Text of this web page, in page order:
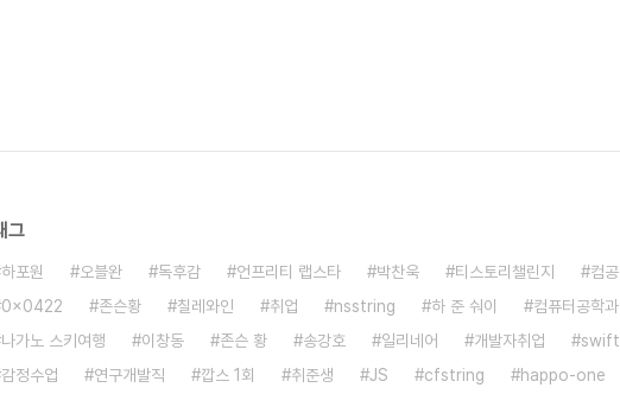
그
하포원 오블완 독후감 언프리티 랩스타 박찬욱 티스토리챌린지
컴공
0x0422
존슨황 칠레와인 취업 nsstring 하 준 숴이
컴퓨터공학과
나가노 스키여행
이창동 존슨 황 송강호 일리네어 개발자취업
swift
감정수업
연구개발직 깝스 1회 취준생 JS cfstring happo-one